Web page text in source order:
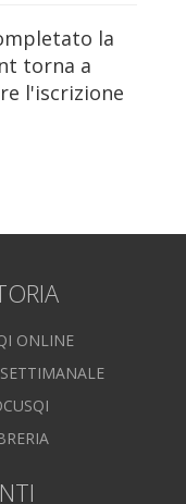
la
torna a
l'iscrizione
ONLINE